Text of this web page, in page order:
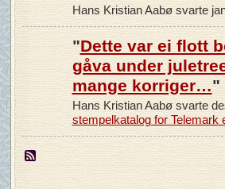
Hans Kristian Aabø svarte
"Dette var ei flott
gåva under
mange korriger…"
Hans Kristian Aabø svarte
stempelkatalog for Telemark